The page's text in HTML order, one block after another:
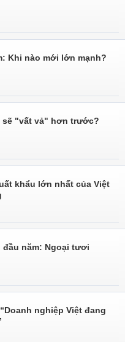
Khi nào mới lớn mạnh?
sẽ "vất vả" hơn trước?
khẩu lớn nhất của Việt
đầu năm: Ngoại tươi
nghiệp Việt đang